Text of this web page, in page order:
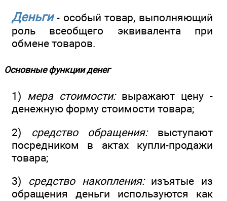
Деньги- особый товар, выполняющий
роль всеобщего эквивалента при
обмене товаров.
Основные функции денег
1) мера стоимости:выражают цену -
денежную форму стоимости товара;
2) средство обращения:выступают
посредником в актах купли-продажи
товара;
3) средство накопления:изъятые из
обращения деньги используются как